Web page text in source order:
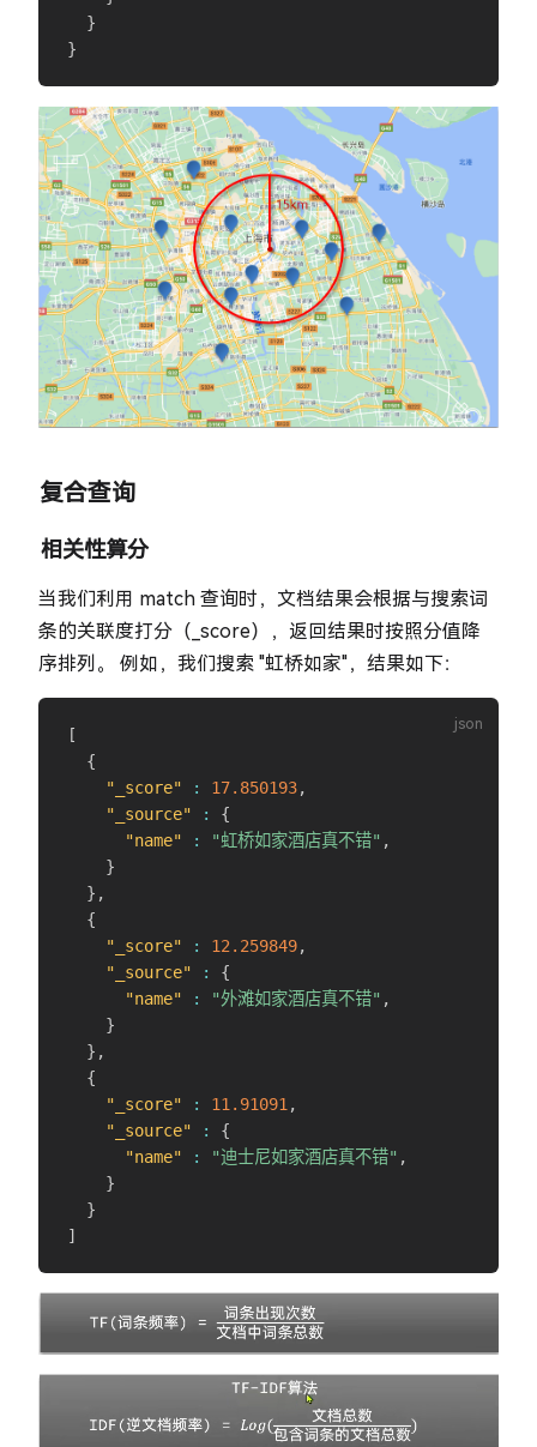
}
}
复合查询
相关性算分
当我们利用 match 查询时，文档结果会根据与搜索词
条的关联度打分（_score），返回结果时按照分值降
序排列。 例如，我们搜索 "虹桥如家"，结果如下：
[
{
"_score"
: 17.850193,
"_source"
:
{
"name"
: "虹桥如家酒店真不错" ,
}
} ,
{
"_score"
: 12.259849,
"_source"
:
{
"name"
: "外滩如家酒店真不错" ,
}
} ,
{
"_score"
: 11.91091,
"_source"
:
{
"name"
: "迪士尼如家酒店真不错" ,
}
}
]